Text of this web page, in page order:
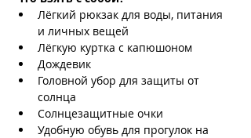
Лёгкий рюкзак для воды, питания
и личных вещей
Лёгкую куртка с капюшоном
Дождевик
Головной убор для защиты от
солнца
Солнцезащитные очки
Удобную обувь для прогулок на